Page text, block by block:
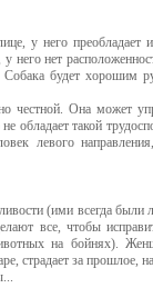
у него преобладает
него нет
будет хорошим
честной. Она может
обладает такой
левого
(ими всегда
все, чтобы
на бойнях).
страдает за прошлое,